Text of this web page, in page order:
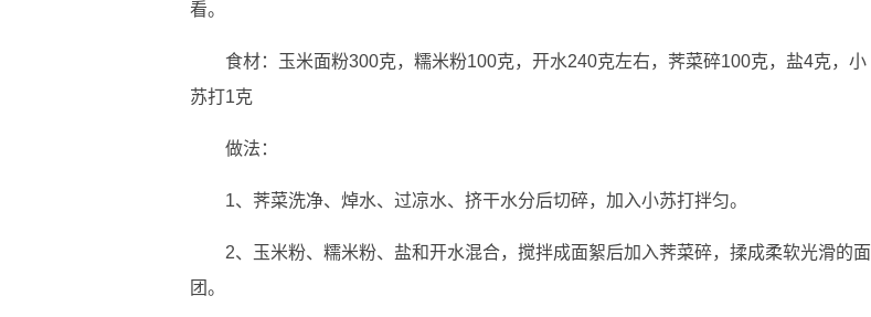
看。
食材：玉米面粉300克，糯米粉100克，开水240克左右，荠菜碎100克，盐4克，小
苏打1克
做法：
1、荠菜洗净、焯水、过凉水、挤干水分后切碎，加入小苏打拌匀。
2、玉米粉、糯米粉、盐和开水混合，搅拌成面絮后加入荠菜碎，揉成柔软光滑的面
团。